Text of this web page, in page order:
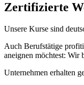
Zertifizierte
Unsere Kurse sind
Auch Berufstätige
aneignen möchtest: Wir
Unternehmen erhalten